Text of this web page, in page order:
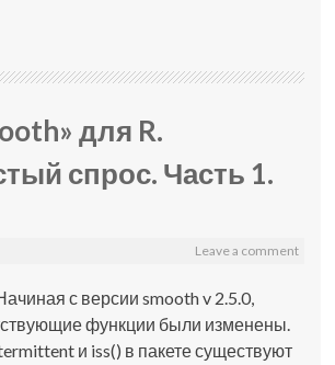
для R.
спрос. Часть 1.
Leave a comment
с версии smooth v 2.5.0,
функции были изменены.
и iss() в пакете существуют